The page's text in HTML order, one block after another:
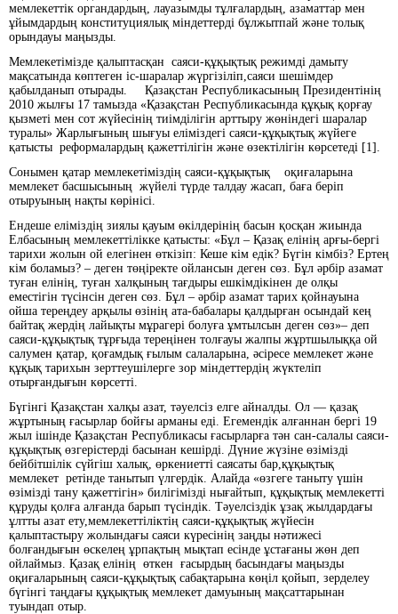
мемлекеттік органдардың, лауазымды тұлғалардың, азаматтар мен
ұйымдардың конституциялық міндеттерді бұлжытпай және толық
орындауы маңызды.
Мемлекетімізде қалыптасқан саяси-құқықтық режимді дамыту
мақсатында көптеген іс-шаралар жүргізіліп,саяси шешімдер
қабылданып отырады. Қазақстан Республикасының Президентінің
2010 жылғы 17 тамызда «Қазақстан Республикасында құқық қорғау
қызметі мен сот жүйесінің тиімділігін арттыру жөніндегі шаралар
туралы» Жарлығының шығуы еліміздегі саяси-құқықтық жүйеге
қатысты реформалардың қажеттілігін және өзектілігін көрсетеді [1].
Сонымен қатар мемлекетіміздің саяси-құқықтық оқиғаларына
мемлекет басшысының жүйелі түрде талдау жасап, баға беріп
отыруының нақты көрінісі.
Ендеше еліміздің зиялы қауым өкілдерінің басын қосқан жиында
Елбасының мемлекеттілікке қатысты: «Бұл – Қазақ елінің арғы-бергі
тарихи жолын ой елегінен өткізіп: Кеше кім едік? Бүгін кімбіз? Ертең
кім боламыз? – деген төңіректе ойлансын деген сөз. Бұл әрбір азамат
туған елінің, туған халқының тағдыры ешкімдікінен де олқы
еместігін түсінсін деген сөз. Бұл – әрбір азамат тарих қойнауына
ойша тереңдеу арқылы өзінің ата-бабалары қалдырған осындай кең
байтақ жердің лайықты мұрагері болуға ұмтылсын деген сөз»– деп
саяси-құқықтық тұрғыда тереңінен толғауы жалпы жұртшылыққа ой
салумен қатар, қоғамдық ғылым салаларына, әсіресе мемлекет және
құқық тарихын зерттеушілерге зор міндеттердің жүктеліп
отырғандығын көрсетті.
Бүгінгі Қазақстан халқы азат, тәуелсіз елге айналды. Ол — қазақ
жұртының ғасырлар бойғы арманы еді. Егемендік алғаннан бергі 19
жыл ішінде Қазақстан Республикасы ғасырларға тән сан-салалы саяси-
құқықтық өзгерістерді басынан кешірді. Дүние жүзіне өзімізді
бейбітшілік сүйгіш халық, өркениетті саясаты бар,құқықтық
мемлекет ретінде танытып үлгердік. Алайда «өзгеге таныту үшін
өзімізді тану қажеттігін» билігімізді нығайтып, құқықтық мемлекетті
құруды қолға алғанда барып түсіндік. Тәуелсіздік ұзақ жылдардағы
ұлтты азат ету,мемлекеттіліктің саяси-құқықтық жүйесін
қалыптастыру жолындағы саяси күресінің заңды нәтижесі
болғандығын өскелең ұрпақтың мықтап есінде ұстағаны жөн деп
ойлаймыз. Қазақ елінің өткен ғасырдың басындағы маңызды
оқиғаларының саяси-құқықтық сабақтарына көңіл қойып, зерделеу
бүгінгі таңдағы құқықтық мемлекет дамуының мақсаттарынан
туындап отыр.